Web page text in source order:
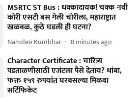
MSRTC ST Bus : धक्कादायक! चक्क नवी
कोरी एसटी बस गेली चोरीला, महाराष्ट्रात
खळबळ, कुठे घडली ही घटना?
Namdeo Kumbhar 8 minutes ago
Character Certificate : चारित्र्य
पडताळणीसाठी एजंटला पैसे देताय? थांबा,
फक्त १५९ रुपयांत घरबसल्या मिळवा
सर्टिफिकेट